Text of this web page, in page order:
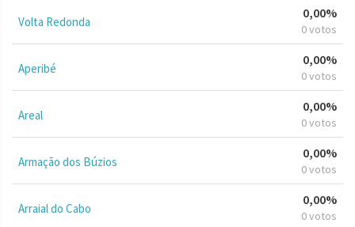
Volta Redonda
0,00%
0 votos
Aperibé
0,00%
0 votos
Areal
0,00%
0 votos
Armação dos Búzios
0,00%
0 votos
Arraial do Cabo
0,00%
0 votos